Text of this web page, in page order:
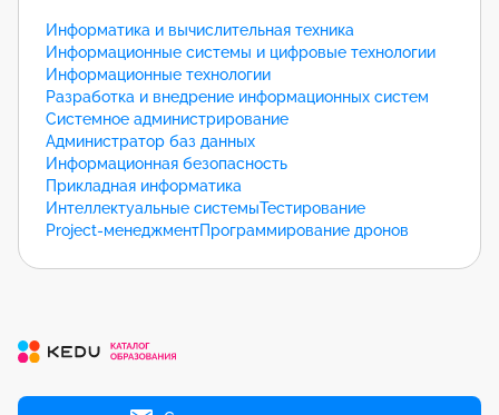
Информатика и вычислительная техника
Информационные системы и цифровые технологии
Информационные технологии
Разработка и внедрение информационных систем
Системное администрирование
Администратор баз данных
Информационная безопасность
Прикладная информатика
Интеллектуальные системыТестирование
Project-менеджментПрограммирование дронов